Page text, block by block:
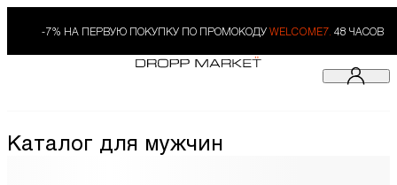
-7% НА ПЕРВУЮ ПОКУПКУ ПО ПРОМОКОДУ WELCOME7. 48 ЧАСОВ
Каталог для мужчин